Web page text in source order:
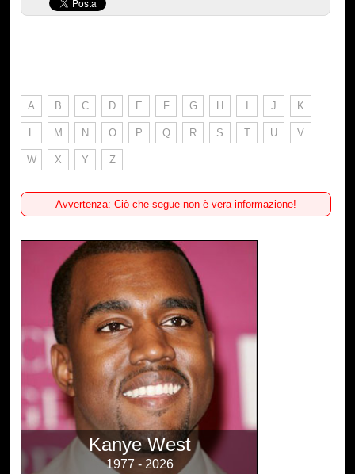
A B C D E F G H I J K
L M N O P Q R S T U V
W X Y Z
Avvertenza: Ciò che segue non è vera informazione!
Kanye West
1977 - 2026